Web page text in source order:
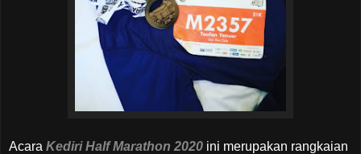
Acara Kediri Half Marathon 2020 ini merupakan rangkaian